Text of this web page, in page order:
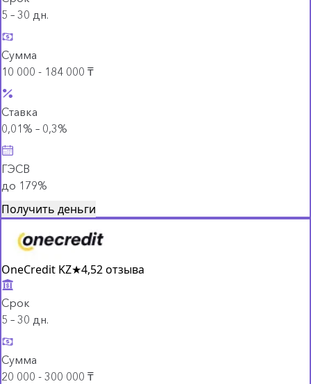
5 – 30 дн.
Сумма
10 000 - 184 000 ₸
Ставка
0,01% – 0,3%
ГЭСВ
до 179%
Получить деньги
OneCredit KZ★4,52 отзыва
Срок
5 – 30 дн.
Сумма
20 000 - 300 000 ₸